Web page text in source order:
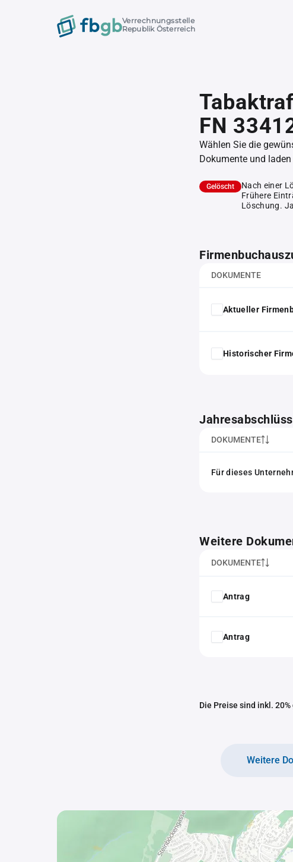
Verrechnungsstelle
Republik Österreich
FN
Wählen Sie die
Dokumente und
Gelöscht
Nach einer
Frühere
Löschung.
DOKUMENTE
Aktueller
Historischer
DOKUMENTE
Für dieses
Weitere
DOKUMENTE
Antrag
Antrag
Die Preise sind inkl.
Weitere